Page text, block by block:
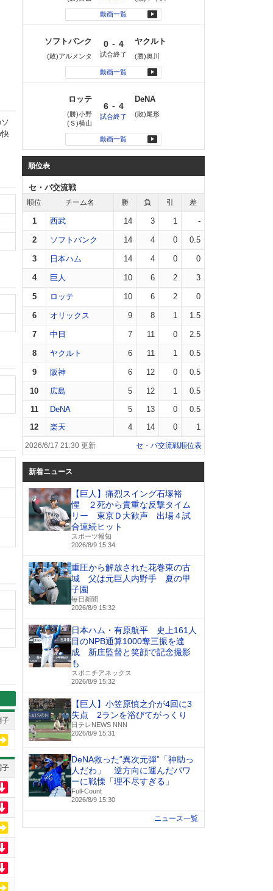
子
子
動画一覧
ソフトバンク
(敗)アルメンタ
0 - 4
試合終了
ヤクルト
(勝)奥川
動画一覧
ロッテ
(勝)小野
(Ｓ)横山
6 - 4
試合終了
DeNA
(敗)尾形
動画一覧
順位表
セ・パ交流戦
順位 チーム名 勝 負 引 差
1 西武 14 3 1 -
2 ソフトバンク 14 4 0 0.5
3 日本ハム 14 4 0 0
4 巨人 10 6 2 3
5 ロッテ 10 6 2 0
6 オリックス 9 8 1 1.5
7 中日 7 11 0 2.5
8 ヤクルト 6 11 1 0.5
9 阪神 6 12 0 0.5
10 広島 5 12 1
0.5
11
DeNA 5 13 0
0.5
12
楽天 4 14 0 1
2026/6/17 21:30 更新 セ・パ交流戦順位表
新着ニュース
【巨人】痛烈スイング石塚裕
惺 ２死から貴重な反撃タイム
リー 東京Ｄ大歓声 出場４試
合連続ヒット
スポーツ報知
2026/8/9 15:34
重圧から解放された花巻東の古
城 父は元巨人内野手 夏の甲
子園
毎日新聞
2026/8/9 15:32
日本ハム・有原航平 史上161人
目のNPB通算1000奪三振を達
成 新庄監督と笑顔で記念撮影
も
スポニチアネックス
2026/8/9 15:32
【巨人】小笠原慎之介が4回に3
失点 2ランを浴びてがっくり
日テレNEWS NNN
2026/8/9 15:31
DeNA救った“異次元弾”「神助っ
人だわ」 逆方向に運んだパワ
ーに戦慄「理不尽すぎる」
Full-Count
2026/8/9 15:30
ニュース一覧